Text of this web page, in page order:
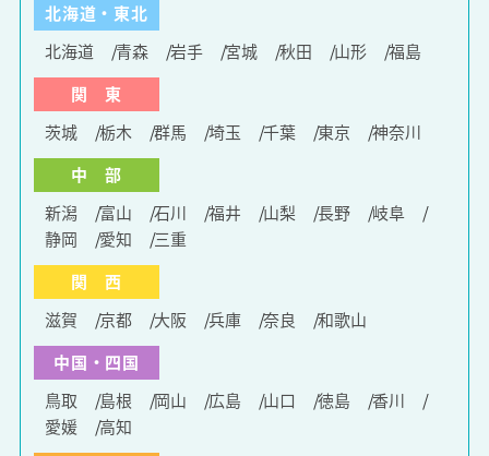
北海道・東北
北海道
青森 岩手 宮城 秋田 山形
福島
関 東
茨城
栃木 群馬 埼玉 千葉 東京
神奈川
中 部
新潟
富山 石川 福井 山梨 長野
岐阜
静岡
愛知
三重
関 西
滋賀
京都 大阪 兵庫 奈良
和歌山
中国・四国
鳥取
島根 岡山 広島 山口 徳島
香川
愛媛
高知